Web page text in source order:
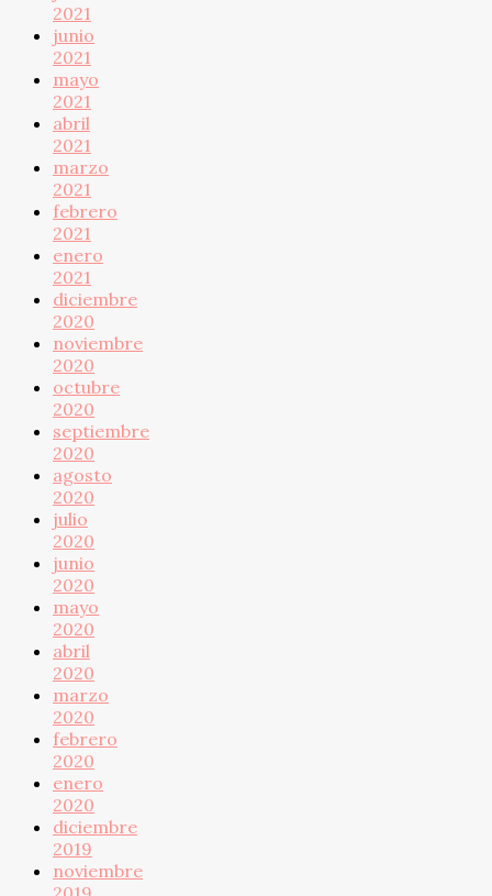
2021
junio
2021
mayo
2021
abril
2021
marzo
2021
febrero
2021
enero
2021
diciembre
2020
noviembre
2020
octubre
2020
septiembre
2020
agosto
2020
julio
2020
junio
2020
mayo
2020
abril
2020
marzo
2020
febrero
2020
enero
2020
diciembre
2019
noviembre